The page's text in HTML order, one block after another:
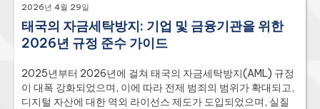
2026년 4월 29일
태국의 자금세탁방지: 기업 및 금융기관을 위한
2026년 규정 준수 가이드
2025년부터 2026년에 걸쳐 태국의 자금세탁방지(AML) 규정
이 대폭 강화되었으며, 이에 따라 전제 범죄의 범위가 확대되고,
디지털 자산에 대한 역외 라이선스 제도가 도입되었으며, 실질